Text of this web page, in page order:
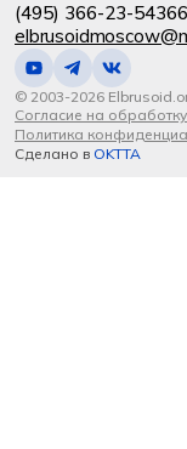
(495) 366-23-54
© 2003-2026
Согласие на
Политика
Сделано в OKTTA